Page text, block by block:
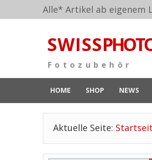
Alle* Artikel ab eigenem
S W I S S
F o t o z u b e h ö r
HOME SHOP NEWS
Aktuelle Seite: